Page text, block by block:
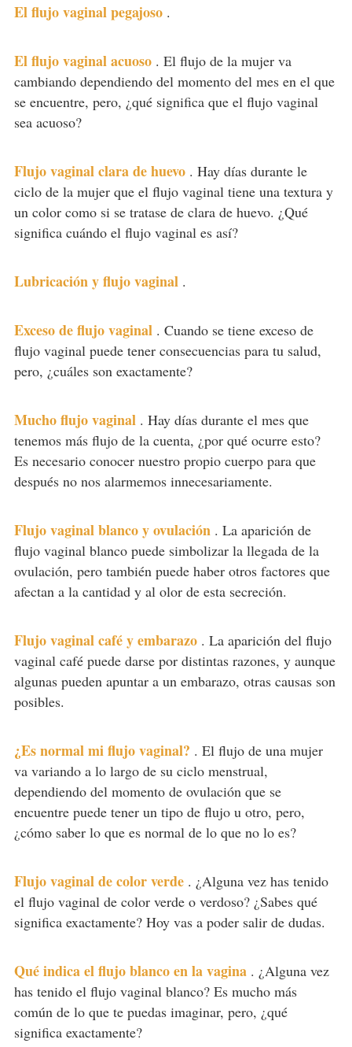
El flujo vaginal pegajoso .
El flujo vaginal acuoso . El flujo de la mujer va
cambiando dependiendo del momento del mes en el que
se encuentre, pero, ¿qué significa que el flujo vaginal
sea acuoso?
Flujo vaginal clara de huevo . Hay días durante le
ciclo de la mujer que el flujo vaginal tiene una textura y
un color como si se tratase de clara de huevo. ¿Qué
significa cuándo el flujo vaginal es así?
Lubricación y flujo vaginal .
Exceso de flujo vaginal . Cuando se tiene exceso de
flujo vaginal puede tener consecuencias para tu salud,
pero, ¿cuáles son exactamente?
Mucho flujo vaginal . Hay días durante el mes que
tenemos más flujo de la cuenta, ¿por qué ocurre esto?
Es necesario conocer nuestro propio cuerpo para que
después no nos alarmemos innecesariamente.
Flujo vaginal blanco y ovulación . La aparición de
flujo vaginal blanco puede simbolizar la llegada de la
ovulación, pero también puede haber otros factores que
afectan a la cantidad y al olor de esta secreción.
Flujo vaginal café y embarazo . La aparición del flujo
vaginal café puede darse por distintas razones, y aunque
algunas pueden apuntar a un embarazo, otras causas son
posibles.
¿Es normal mi flujo vaginal? . El flujo de una mujer
va variando a lo largo de su ciclo menstrual,
dependiendo del momento de ovulación que se
encuentre puede tener un tipo de flujo u otro, pero,
¿cómo saber lo que es normal de lo que no lo es?
Flujo vaginal de color verde . ¿Alguna vez has tenido
el flujo vaginal de color verde o verdoso? ¿Sabes qué
significa exactamente? Hoy vas a poder salir de dudas.
Qué indica el flujo blanco en la vagina . ¿Alguna vez
has tenido el flujo vaginal blanco? Es mucho más
común de lo que te puedas imaginar, pero, ¿qué
significa exactamente?